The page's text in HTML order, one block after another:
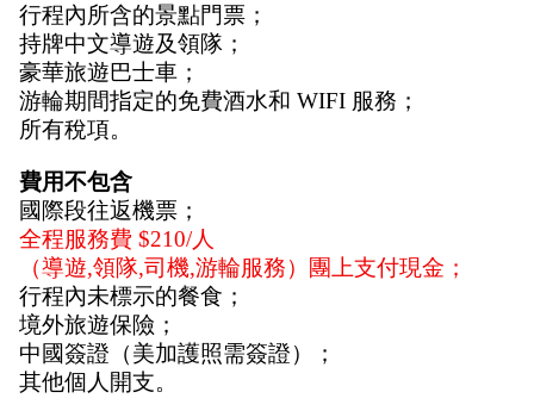
行程內所含的景點門票；
持牌中文導遊及領隊；
豪華旅遊巴士車；
游輪期間指定的免費酒水和 WIFI 服務；
所有稅項。
費用不包含
國際段往返機票；
全程服務費 $210/人
（導遊,領隊,司機,游輪服務）團上支付現金；
行程內未標示的餐食；
境外旅遊保險；
中國簽證（美加護照需簽證）；
其他個人開支。